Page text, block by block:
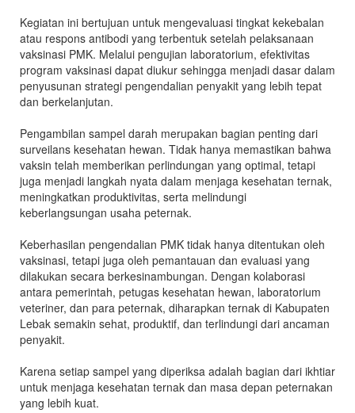
Kegiatan ini bertujuan untuk mengevaluasi tingkat kekebalan
atau respons antibodi yang terbentuk setelah pelaksanaan
vaksinasi PMK. Melalui pengujian laboratorium, efektivitas
program vaksinasi dapat diukur sehingga menjadi dasar dalam
penyusunan strategi pengendalian penyakit yang lebih tepat
dan berkelanjutan.
Pengambilan sampel darah merupakan bagian penting dari
surveilans kesehatan hewan. Tidak hanya memastikan bahwa
vaksin telah memberikan perlindungan yang optimal, tetapi
juga menjadi langkah nyata dalam menjaga kesehatan ternak,
meningkatkan produktivitas, serta melindungi
keberlangsungan usaha peternak.
Keberhasilan pengendalian PMK tidak hanya ditentukan oleh
vaksinasi, tetapi juga oleh pemantauan dan evaluasi yang
dilakukan secara berkesinambungan. Dengan kolaborasi
antara pemerintah, petugas kesehatan hewan, laboratorium
veteriner, dan para peternak, diharapkan ternak di Kabupaten
Lebak semakin sehat, produktif, dan terlindungi dari ancaman
penyakit.
Karena setiap sampel yang diperiksa adalah bagian dari ikhtiar
untuk menjaga kesehatan ternak dan masa depan peternakan
yang lebih kuat.